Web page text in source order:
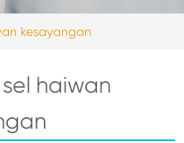
kesayangan
haiwan